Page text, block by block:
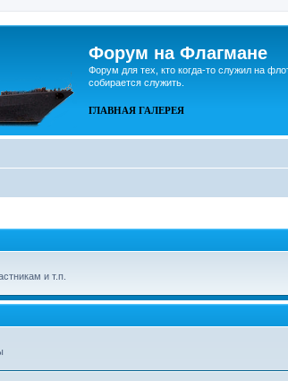
Форум на Флагмане
Форум для тех, кто когда-то служил на
собирается служить.
ГЛАВНАЯ ГАЛЕРЕЯ
и т.п.